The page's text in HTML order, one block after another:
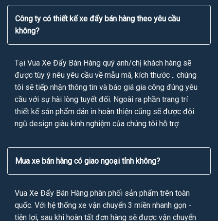
Công ty có thiết kế xe đẩy bán hàng theo yêu cầu
không?
Tại Vua Xe Đẩy Bán Hàng quý anh/chị khách hàng sẽ
được tùy ý nêu yêu cầu về mẫu mã, kích thước .. chúng
tôi sẽ tiếp nhận thông tin và báo giá gia công đúng yêu
cầu với sự hài lòng tuyết đối. Ngoài ra phần trang trí
thiết kế sản phẩm dán in hoàn thiện cũng sẽ được đội
ngũ design giàu kinh nghiệm của chúng tôi hỗ trợ
Mua xe bán hàng có giao ngoại tỉnh không?
Vua Xe Đẩy Bán Hàng phân phối sản phẩm trên toàn
quốc. Với hệ thống xe vận chuyển 3 miền nhanh gọn -
tiện lợi, sau khi hoàn tất đơn hàng sẽ được vận chuyển